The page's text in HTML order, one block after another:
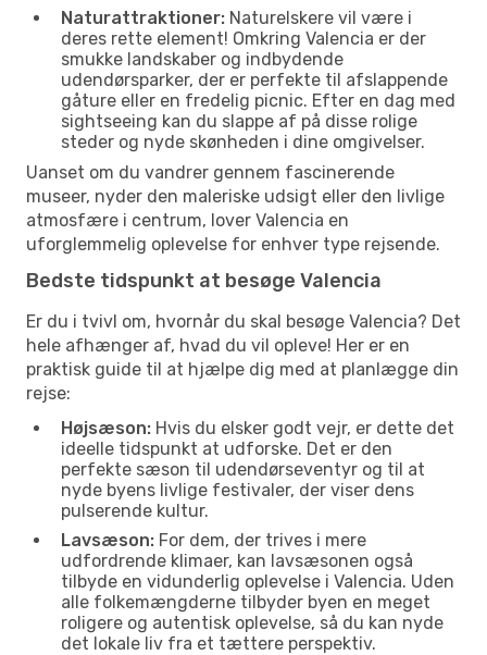
Naturattraktioner: Naturelskere vil være i
deres rette element! Omkring Valencia er der
smukke landskaber og indbydende
udendørsparker, der er perfekte til afslappende
gåture eller en fredelig picnic. Efter en dag med
sightseeing kan du slappe af på disse rolige
steder og nyde skønheden i dine omgivelser.
Uanset om du vandrer gennem fascinerende
museer, nyder den maleriske udsigt eller den livlige
atmosfære i centrum, lover Valencia en
uforglemmelig oplevelse for enhver type rejsende.
Bedste tidspunkt at besøge Valencia
Er du i tvivl om, hvornår du skal besøge Valencia? Det
hele afhænger af, hvad du vil opleve! Her er en
praktisk guide til at hjælpe dig med at planlægge din
rejse:
Højsæson: Hvis du elsker godt vejr, er dette det
ideelle tidspunkt at udforske. Det er den
perfekte sæson til udendørseventyr og til at
nyde byens livlige festivaler, der viser dens
pulserende kultur.
Lavsæson: For dem, der trives i mere
udfordrende klimaer, kan lavsæsonen også
tilbyde en vidunderlig oplevelse i Valencia. Uden
alle folkemængderne tilbyder byen en meget
roligere og autentisk oplevelse, så du kan nyde
det lokale liv fra et tættere perspektiv.